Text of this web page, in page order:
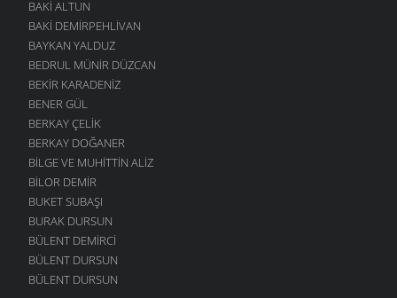
BAKI ALTUN
BAKI DEMIRPEHLIVAN
BAYKAN YALDUZ
BEDRUL MÜNIR DÜZCAN
BEKIR KARADENIZ
BENER GÜL
BERKAY ÇELIK
BERKAY DOĞANER
BILGE VE MUHITTIN ALIZ
BILOR DEMIR
BUKET SUBAŞI
BURAK DURSUN
BÜLENT DEMIRCI
BÜLENT DURSUN
BÜLENT DURSUN